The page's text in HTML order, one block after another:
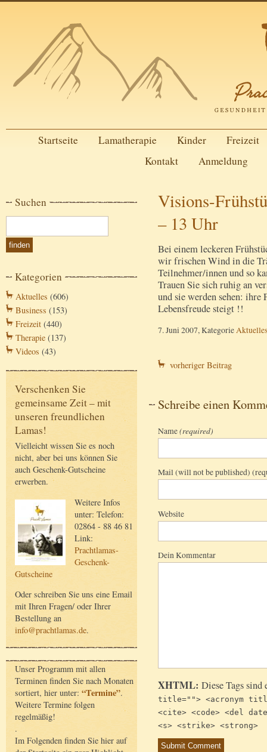
Startseite Lamatherapie Kinder
Freizeit
Kontakt
Anmeldung
Suchen
Kategorien
Aktuelles (606)
Business (153)
Freizeit (440)
Therapie (137)
Videos (43)
Verschenken Sie
gemeinsame Zeit – mit
unseren freundlichen
Lamas!
Vielleicht wissen Sie es noch
nicht, aber bei uns können Sie
auch Geschenk-Gutscheine
erwerben.
Weitere Infos
unter: Telefon:
02864 - 88 46 81
Link:
Prachtlamas-
Geschenk-
Gutscheine
Oder schreiben Sie uns eine Email
mit Ihren Fragen/ oder Ihrer
Bestellung an
info@prachtlamas.de.
Unser Programm mit allen
Terminen finden Sie nach Monaten
sortiert, hier unter: “Termine”.
Weitere Termine folgen
regelmäßig!
.
Im Folgenden finden Sie hier auf
Visions-
– 13 Uhr
Bei einem leckeren
wir frischen Wind in die
Teilnehmer/innen und so
Trauen Sie sich ruhig an
und sie werden sehen: ihre
Lebensfreude steigt !!
7. Juni 2007, KategorieAktuelles
vorheriger Beitrag
Schreibe einen
Name(required)
Mail (will not be published)
Website
Dein Kommentar
XHTML: Diese Tags
title=""> <acronym
<cite> <code> <del
<s> <strike> <strong>